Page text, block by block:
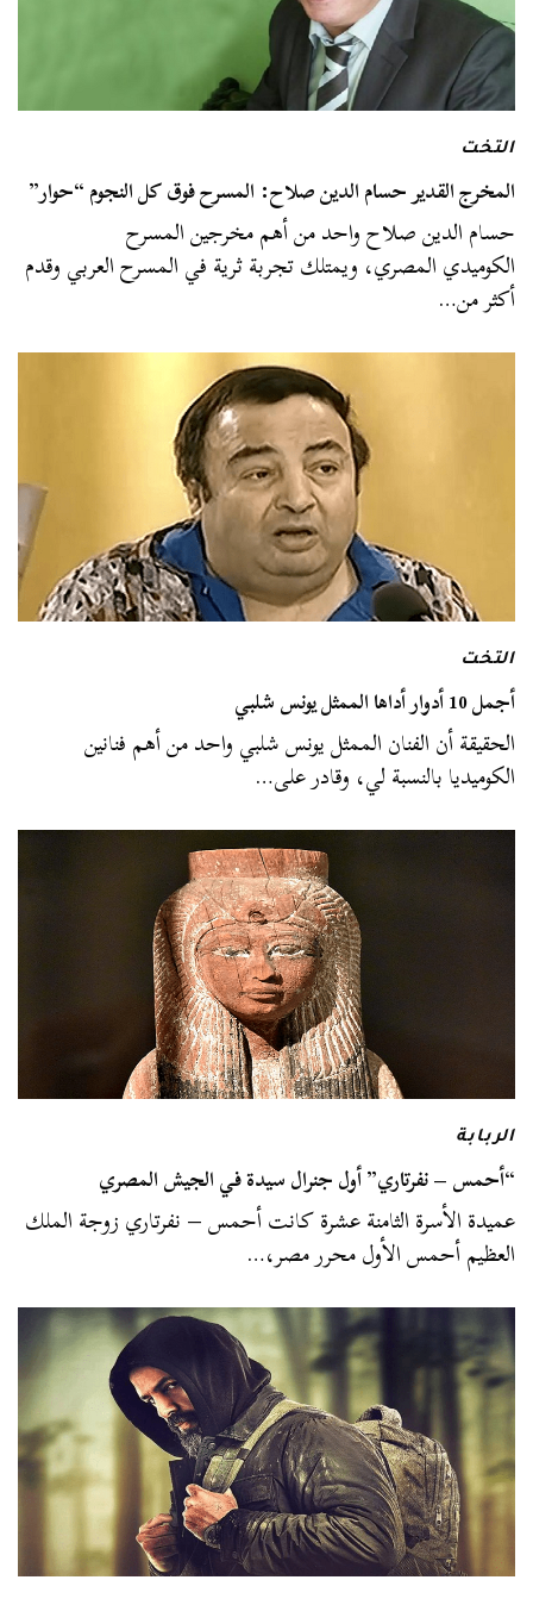
التخت
المخرج القدير حسام الدين صلاح: المسرح فوق كل النجوم “حوار”
حسام الدين صلاح واحد من أهم مخرجين المسرح
الكوميدي المصري، ويمتلك تجربة ثرية في المسرح العربي وقدم
أكثر من…
التخت
أجمل 10 أدوار أداها الممثل يونس شلبي
الحقيقة أن الفنان الممثل يونس شلبي واحد من أهم فنانين
الكوميديا بالنسبة لي، وقادر على…
الربابة
“أحمس – نفرتاري” أول جنرال سيدة في الجيش المصري
عميدة الأسرة الثامنة عشرة كانت أحمس – نفرتاري زوجة الملك
العظيم أحمس الأول محرر مصر،…